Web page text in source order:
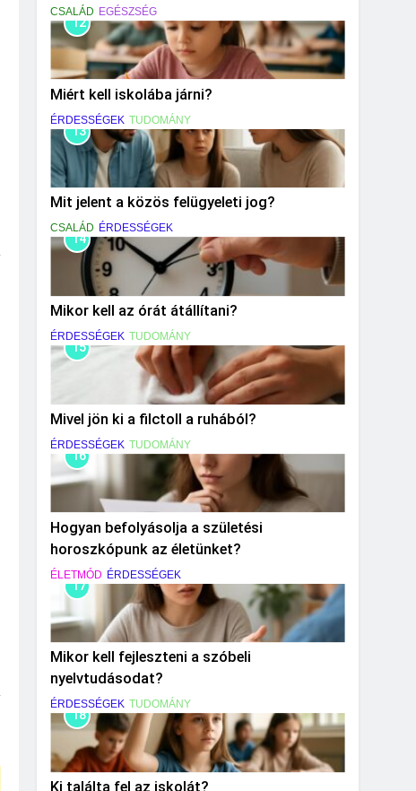
CSALÁD EGÉSZSÉG
12
Miért kell iskolába járni?
ÉRDESSÉGEK TUDOMÁNY
13
Mit jelent a közös felügyeleti jog?
CSALÁD ÉRDESSÉGEK
14
Mikor kell az órát átállítani?
ÉRDESSÉGEK TUDOMÁNY
15
Mivel jön ki a filctoll a ruhából?
ÉRDESSÉGEK TUDOMÁNY
16
Hogyan befolyásolja a születési
horoszkópunk az életünket?
ÉLETMÓD ÉRDESSÉGEK
17
Mikor kell fejleszteni a szóbeli
nyelvtudásodat?
ÉRDESSÉGEK TUDOMÁNY
18
Ki találta fel az iskolát?